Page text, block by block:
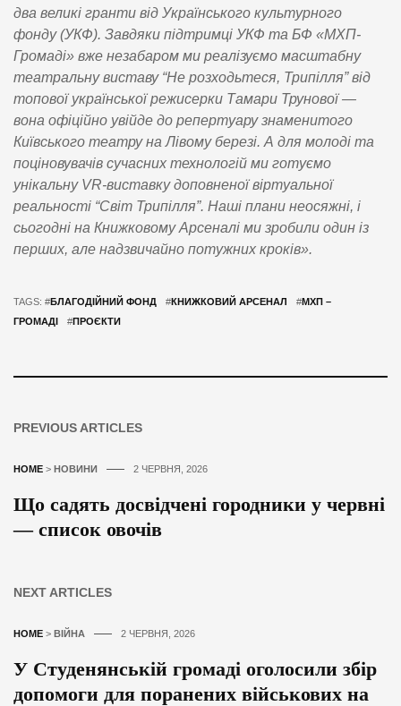
два великі гранти від Українського культурного
фонду (УКФ). Завдяки підтримці УКФ та БФ «МХП-
Громаді» вже незабаром ми реалізуємо масштабну
театральну виставу “Не розходьтеся, Трипілля” від
топової української режисерки Тамари Трунової —
вона офіційно увійде до репертуару знаменитого
Київського театру на Лівому березі. А для молоді та
поціновувачів сучасних технологій ми готуємо
унікальну VR-виставку доповненої віртуальної
реальності “Світ Трипілля”. Наші плани неосяжні, і
сьогодні на Книжковому Арсеналі ми зробили один із
перших, але надзвичайно потужних кроків».
TAGS: #БЛАГОДІЙНИЙ ФОНД #КНИЖКОВИЙ АРСЕНАЛ #МХП –
ГРОМАДІ
#ПРОЄКТИ
PREVIOUS ARTICLES
HOME > НОВИНИ 2 ЧЕРВНЯ, 2026
Що садять досвідчені городники у червні
— список овочів
NEXT ARTICLES
HOME > ВІЙНА 2 ЧЕРВНЯ, 2026
У Студенянській громаді оголосили збір
допомоги для поранених військових на